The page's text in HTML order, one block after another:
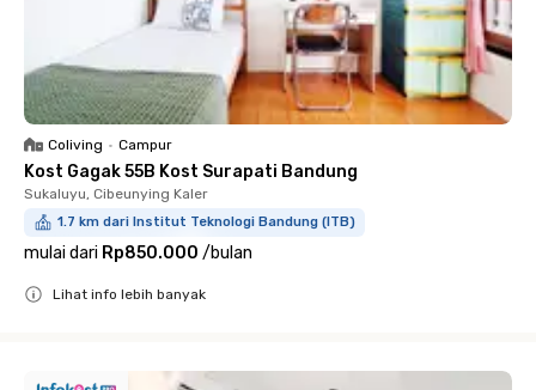
Coliving • Campur
Kost Gagak 55B Kost Surapati Bandung
Sukaluyu, Cibeunying Kaler
1.7 km dari Institut Teknologi Bandung (ITB)
mulai dari Rp850.000 /bulan
Lihat info lebih banyak